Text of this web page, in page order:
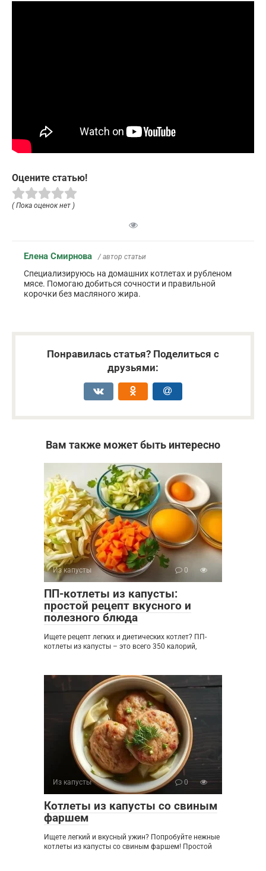
Оцените статью!
( Пока оценок нет )
Елена Смирнова / автор статьи
Специализируюсь на домашних котлетах и рубленом
мясе. Помогаю добиться сочности и правильной
корочки без масляного жира.
Понравилась статья? Поделиться с
друзьями:
Вам также может быть интересно
Из капусты 0
ПП-котлеты из капусты:
простой рецепт вкусного и
полезного блюда
Ищете рецепт легких и диетических котлет? ПП-
котлеты из капусты – это всего 350 калорий,
Из капусты 0
Котлеты из капусты со свиным
фаршем
Ищете легкий и вкусный ужин? Попробуйте нежные
котлеты из капусты со свиным фаршем! Простой